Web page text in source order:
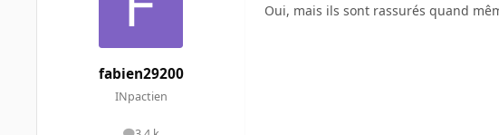
fabien29200
INpactien
Oui, mais ils sont rassurés quand